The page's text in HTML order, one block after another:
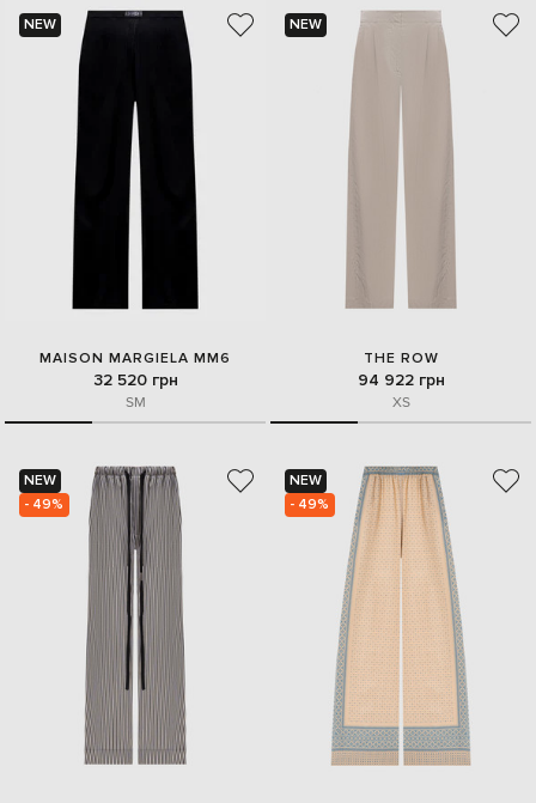
NEW
MAISON MARGIELA MM6
32 520 грн
SM
NEW
THE ROW
94 922 грн
XS
NEW
- 49%
NEW
- 49%